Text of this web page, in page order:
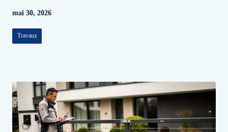
mai 30, 2026
Travaux